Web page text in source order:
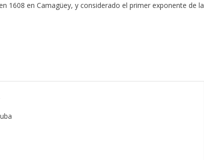
1608 en Camagüey, y considerado el primer exponente de la